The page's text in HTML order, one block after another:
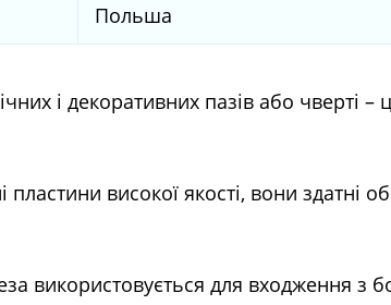
Польша
і декоративних пазів або чверті
високої якості, вони здатні
використовується для входження з